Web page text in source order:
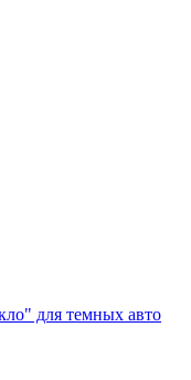
для темных авто